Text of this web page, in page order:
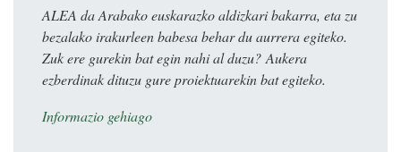
ALEA da Arabako euskarazko aldizkari bakarra, eta zu
bezalako irakurleen babesa behar du aurrera egiteko.
Zuk ere gurekin bat egin nahi al duzu? Aukera
ezberdinak dituzu gure proiektuarekin bat egiteko.
Informazio gehiago